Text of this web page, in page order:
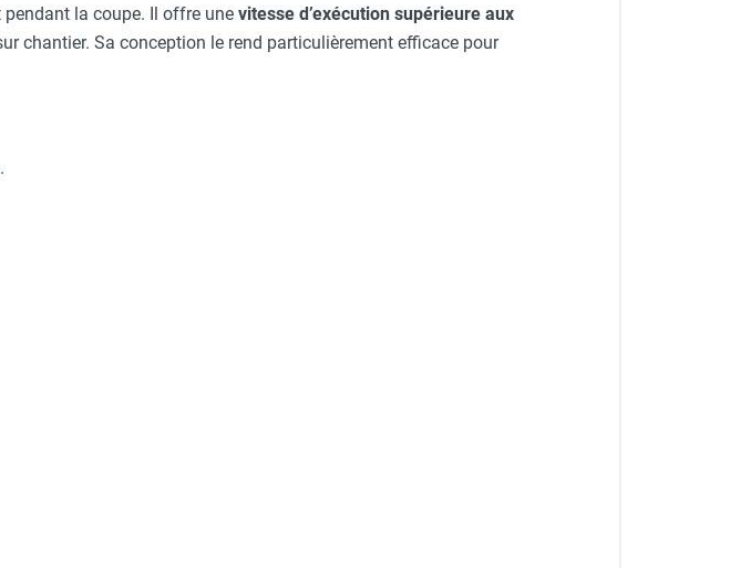
la coupe. Il offre une vitesse d’exécution supérieure aux
chantier. Sa conception le rend particulièrement efficace pour